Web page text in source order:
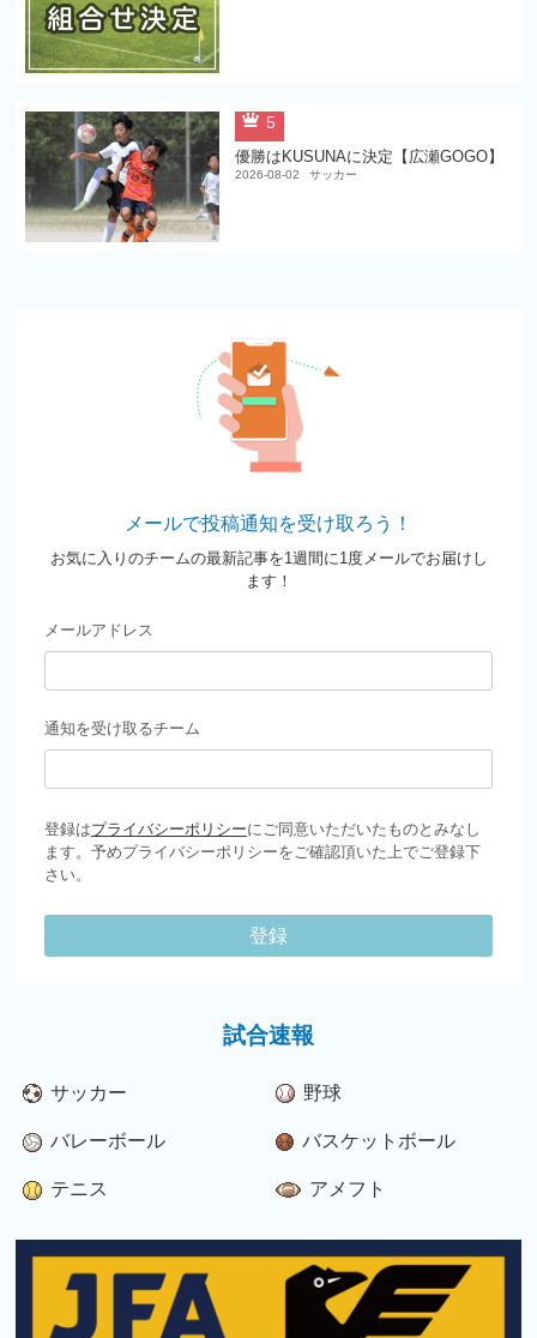
5
優勝はKUSUNAに決定【広瀬GOGO】
2026-08-02 サッカー
メールで投稿通知を受け取ろう！
お気に入りのチームの最新記事を1週間に1度メールでお届けし
ます！
メールアドレス
通知を受け取るチーム
登録はプライバシーポリシーにご同意いただいたものとみなし
ます。予めプライバシーポリシーをご確認頂いた上でご登録下
さい。
登録
試合速報
サッカー 野球
バレーボール バスケットボール
テニス アメフト